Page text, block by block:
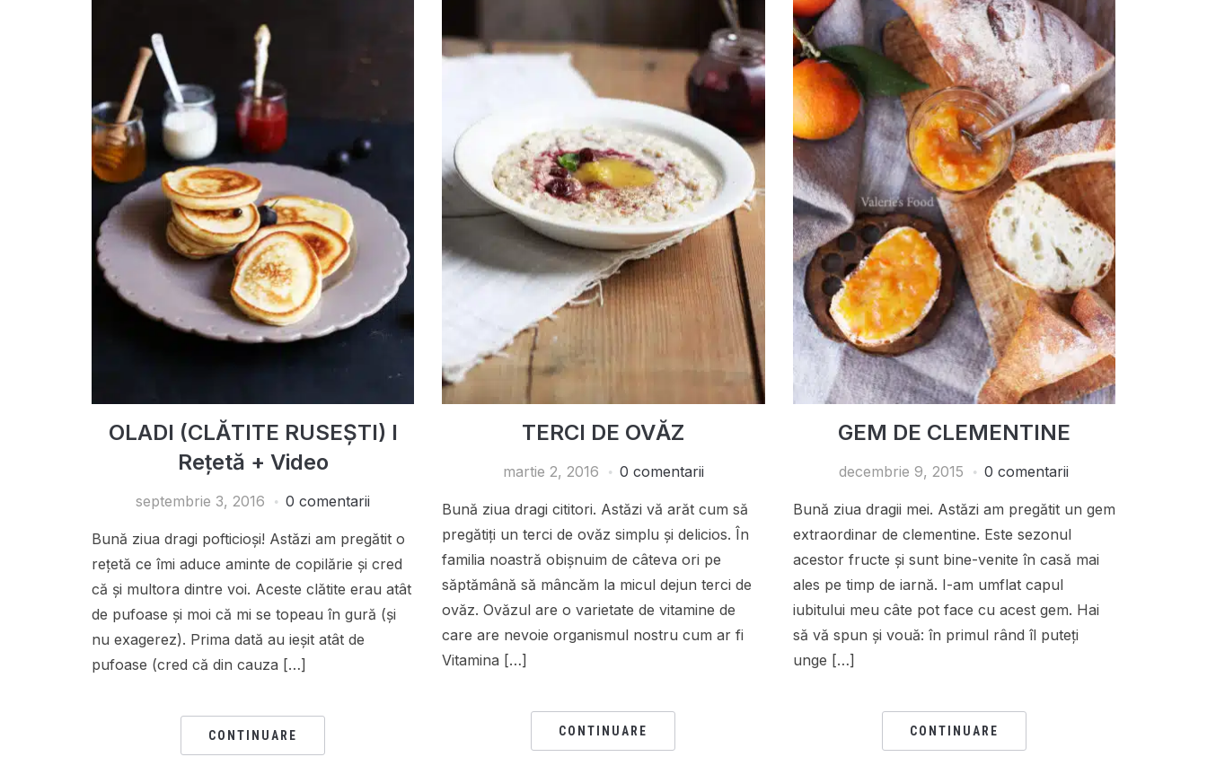
OLADI (CLĂTITE RUSEȘTI) I
Rețetă + Video
septembrie 3, 2016 0 comentarii
Bună ziua dragi pofticioși! Astăzi am pregătit o
rețetă ce îmi aduce aminte de copilărie și cred
că și multora dintre voi. Aceste clătite erau atât
de pufoase și moi că mi se topeau în gură (și
nu exagerez). Prima dată au ieșit atât de
pufoase (cred că din cauza […]
CONTINUARE
TERCI DE OVĂZ
martie 2, 2016 0 comentarii
Bună ziua dragi cititori. Astăzi vă arăt cum să
pregătiți un terci de ovăz simplu și delicios. În
familia noastră obișnuim de câteva ori pe
săptămână să mâncăm la micul dejun terci de
ovăz. Ovăzul are o varietate de vitamine de
care are nevoie organismul nostru cum ar fi
Vitamina […]
CONTINUARE
GEM DE CLEMENTINE
decembrie 9, 2015 0 comentarii
Bună ziua dragii mei. Astăzi am pregătit un gem
extraordinar de clementine. Este sezonul
acestor fructe și sunt bine-venite în casă mai
ales pe timp de iarnă. I-am umflat capul
iubitului meu câte pot face cu acest gem. Hai
să vă spun și vouă: în primul rând îl puteți
unge […]
CONTINUARE